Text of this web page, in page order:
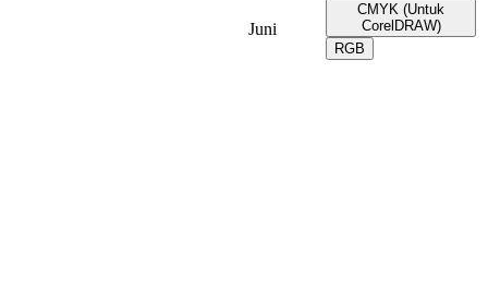
Juni
CMYK (Untuk
CorelDRAW)
RGB